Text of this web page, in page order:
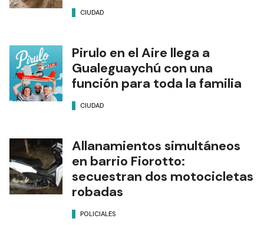
CIUDAD
Pirulo en el Aire llega a
Gualeguaychú con una
función para toda la familia
CIUDAD
Allanamientos simultáneos
en barrio Fiorotto:
secuestran dos motocicletas
robadas
POLICIALES